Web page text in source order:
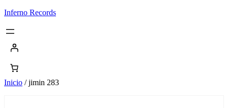
Saltar
contenido
Inferno Records
Inicio / jimin 283